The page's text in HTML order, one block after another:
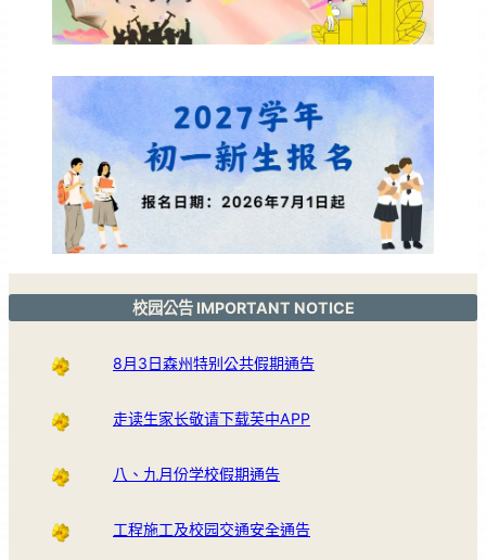
校园公告 IMPORTANT NOTICE
8月3日森州特别公共假期通告
走读生家长敬请下载芙中APP
八、九月份学校假期通告
工程施工及校园交通安全通告